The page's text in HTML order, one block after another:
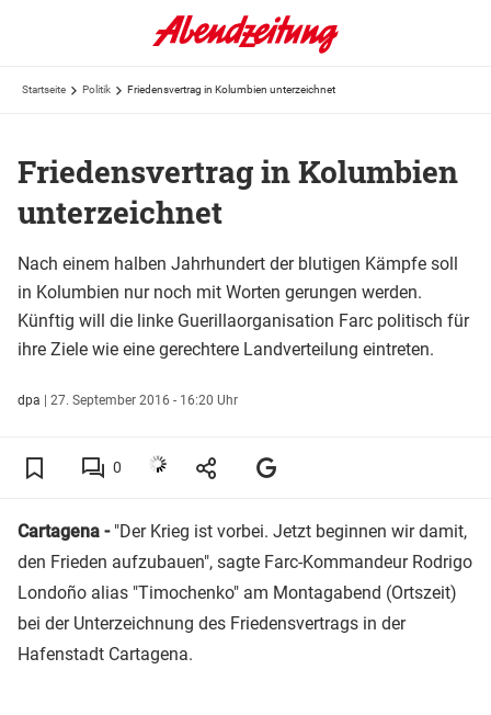
Startseite Politik Friedensvertrag in Kolumbien unterzeichnet
Friedensvertrag in Kolumbien
unterzeichnet
Nach einem halben Jahrhundert der blutigen Kämpfe soll
in Kolumbien nur noch mit Worten gerungen werden.
Künftig will die linke Guerillaorganisation Farc politisch für
ihre Ziele wie eine gerechtere Landverteilung eintreten.
dpa | 27. September 2016 - 16:20 Uhr
0
Cartagena - "Der Krieg ist vorbei. Jetzt beginnen wir damit,
den Frieden aufzubauen", sagte Farc-Kommandeur Rodrigo
Londoño alias "Timochenko" am Montagabend (Ortszeit)
bei der Unterzeichnung des Friedensvertrags in der
Hafenstadt Cartagena.